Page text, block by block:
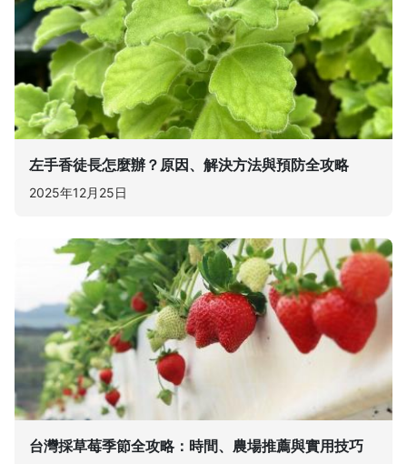
左手香徒長怎麼辦？原因、解決方法與預防全攻略
2025年12月25日
台灣採草莓季節全攻略：時間、農場推薦與實用技巧